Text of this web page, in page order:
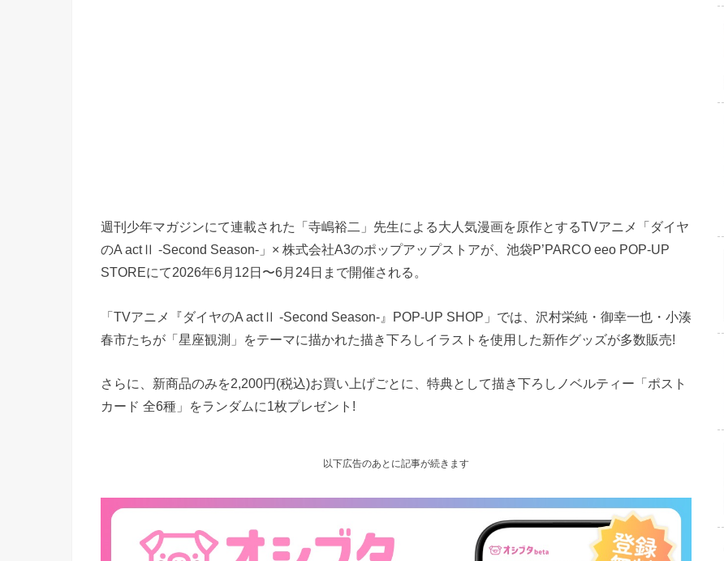
週刊少年マガジンにて連載された「寺嶋裕二」先生による大人気漫画を原作とするTVアニメ「ダイヤ
のA actⅡ -Second Season-」× 株式会社A3のポップアップストアが、池袋P’PARCO eeo POP-UP
STOREにて2026年6月12日〜6月24日まで開催される。
「TVアニメ『ダイヤのA actⅡ -Second Season-』POP-UP SHOP」では、沢村栄純・御幸一也・小湊
春市たちが「星座観測」をテーマに描かれた描き下ろしイラストを使用した新作グッズが多数販売!
さらに、新商品のみを2,200円(税込)お買い上げごとに、特典として描き下ろしノベルティー「ポスト
カード 全6種」をランダムに1枚プレゼント!
以下広告のあとに記事が続きます